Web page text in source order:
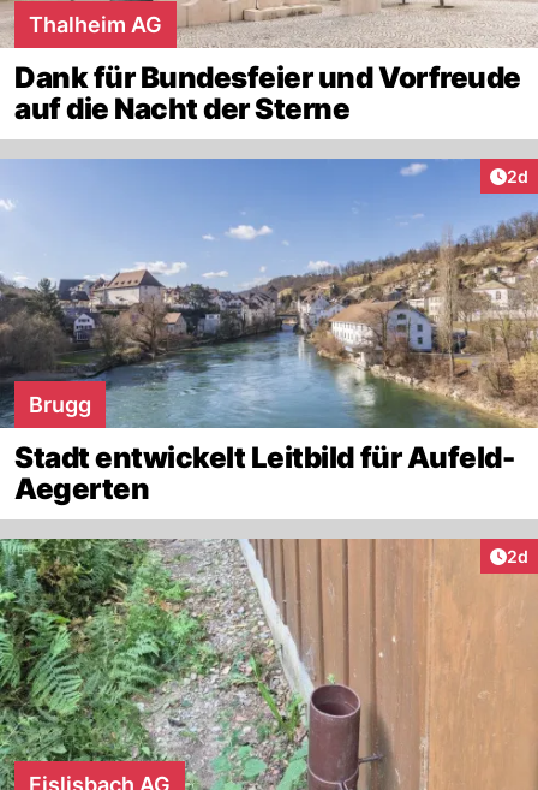
Thalheim AG
Dank für Bundesfeier und Vorfreude
auf die Nacht der Sterne
2d
Brugg
Stadt entwickelt Leitbild für Aufeld-
Aegerten
2d